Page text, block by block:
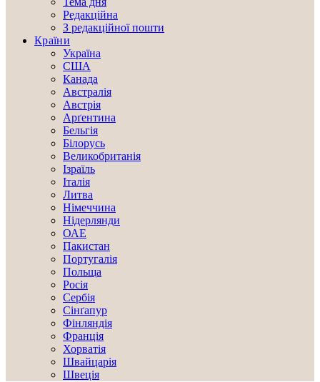
Редакційна
З редакційної пошти
Країни
Україна
США
Канада
Австралія
Австрія
Арґентина
Бельгія
Білорусь
Великобританія
Ізраїль
Італія
Литва
Німеччина
Нідерлянди
ОАЕ
Пакистан
Португалія
Польща
Росія
Сербія
Сінґапур
Фінляндія
Франція
Хорватія
Швайцарія
Швеція